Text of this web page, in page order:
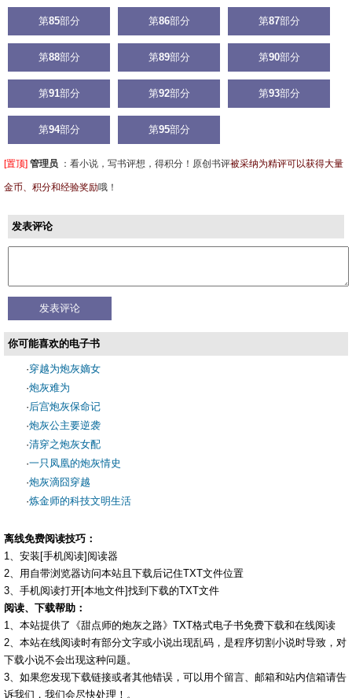
第85部分 第86部分 第87部分
第88部分 第89部分 第90部分
第91部分 第92部分 第93部分
第94部分 第95部分
[置顶] 管理员 ： 看小说，写书评想，得积分！原创书评被采纳为精评可以获得大量
金币、积分和经验奖励哦！
发表评论
你可能喜欢的电子书
·穿越为炮灰嫡女
·炮灰难为
·后宫炮灰保命记
·炮灰公主要逆袭
·清穿之炮灰女配
·一只凤凰的炮灰情史
·炮灰滴囧穿越
·炼金师的科技文明生活
离线免费阅读技巧：
1、安装[手机阅读]阅读器
2、用自带浏览器访问本站且下载后记住TXT文件位置
3、手机阅读打开[本地文件]找到下载的TXT文件
阅读、下载帮助：
1、本站提供了《甜点师的炮灰之路》TXT格式电子书免费下载和在线阅读
2、本站在线阅读时有部分文字或小说出现乱码，是程序切割小说时导致，对
下载小说不会出现这种问题。
3、如果您发现下载链接或者其他错误，可以用个留言、邮箱和站内信箱请告
诉我们，我们会尽快处理！。